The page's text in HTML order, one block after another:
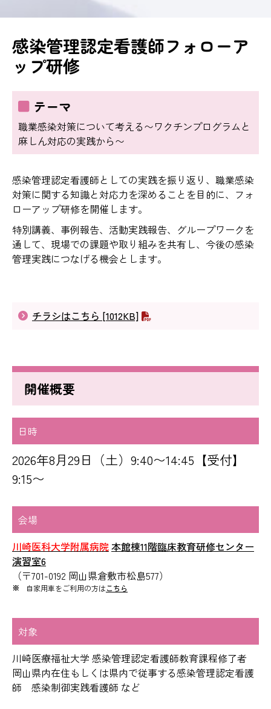
感染管理認定看護師フォローア
ップ研修
テーマ
職業感染対策について考える〜ワクチンプログラムと
麻しん対応の実践から〜
感染管理認定看護師としての実践を振り返り、職業感染
対策に関する知識と対応力を深めることを目的に、フォ
ローアップ研修を開催します。
特別講義、事例報告、活動実践報告、グループワークを
通して、現場での課題や取り組みを共有し、今後の感染
管理実践につなげる機会とします。
チラシはこちら [1012KB]
開催概要
日時
2026年8月29日（土）9:40〜14:45【受付】
9:15〜
会場
川崎医科大学附属病院本館棟11階臨床教育研修センター
演習室6
（〒701-0192 岡山県倉敷市松島577）
自家用車をご利用の方はこちら
対象
川崎医療福祉大学 感染管理認定看護師教育課程修了者
岡山県内在住もしくは県内で従事する感染管理認定看護
師 感染制御実践看護師 など